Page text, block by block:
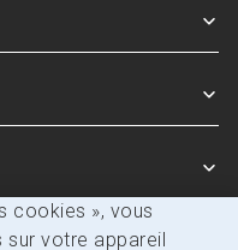
cookies », vous
votre appareil